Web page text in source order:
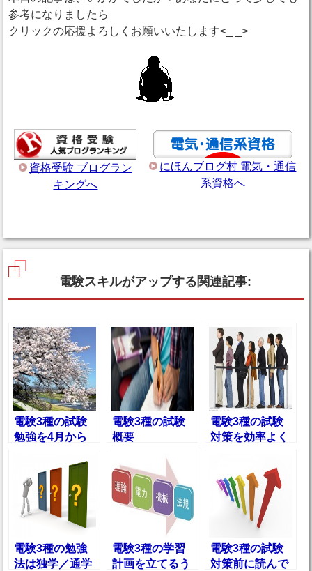
参考になりましたら
クリックの応援よろしくお願いいたします<_ _>
資格受験 ブログラン
キングへ
にほんブログ村 電気・通信
系資格へ
電験スキルがアップする関連記事:
電験3種の試験
勉強を4月から
のか計算してみ
た
電験3種の試験
概要
電験3種の試験
対策を効率よく
電験3種の勉強
法は独学／通学
電験3種の学習
計画を立てるう
電験3種の試験
対策前に読んで